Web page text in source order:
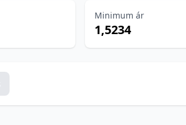
Minimum ár
1,5234